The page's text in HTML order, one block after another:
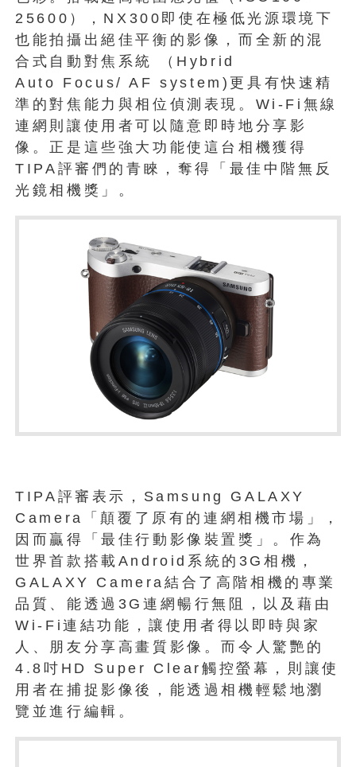
25600），NX300即使在極低光源環境下
也能拍攝出絕佳平衡的影像，而全新的混
合式自動對焦系統 （Hybrid
Auto Focus/ AF system)更具有快速精
準的對焦能力與相位偵測表現。Wi-Fi無線
連網則讓使用者可以隨意即時地分享影
像。正是這些強大功能使這台相機獲得
TIPA評審們的青睞，奪得「最佳中階無反
光鏡相機獎」。
TIPA評審表示，Samsung GALAXY
Camera「顛覆了原有的連網相機市場」，
因而贏得「最佳行動影像裝置獎」。作為
世界首款搭載Android系統的3G相機，
GALAXY Camera結合了高階相機的專業
品質、能透過3G連網暢行無阻，以及藉由
Wi-Fi連結功能，讓使用者得以即時與家
人、朋友分享高畫質影像。而令人驚艷的
4.8吋HD Super Clear觸控螢幕，則讓使
用者在捕捉影像後，能透過相機輕鬆地瀏
覽並進行編輯。